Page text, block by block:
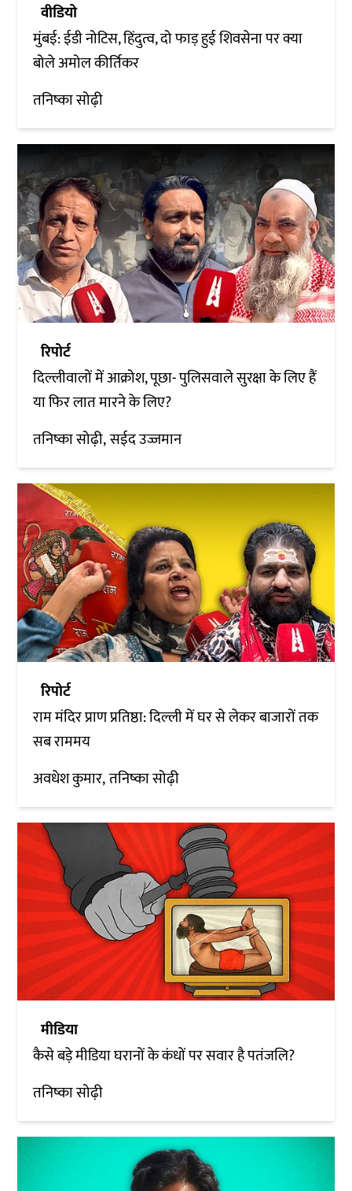
वीडियो
मुंबई: ईडी नोटिस, हिंदुत्व, दो फाड़ हुई शिवसेना पर क्या
बोले अमोल कीर्तिकर
तनिष्का सोढ़ी
रिपोर्ट
दिल्लीवालों में आक्रोश, पूछा- पुलिसवाले सुरक्षा के लिए हैं
या फिर लात मारने के लिए?
तनिष्का सोढ़ी सईद उज्जमान
रिपोर्ट
राम मंदिर प्राण प्रतिष्ठा: दिल्ली में घर से लेकर बाजारों तक
सब राममय
अवधेश कुमार तनिष्का सोढ़ी
मीडिया
कैसे बड़े मीडिया घरानों के कंधों पर सवार है पतंजलि?
तनिष्का सोढ़ी